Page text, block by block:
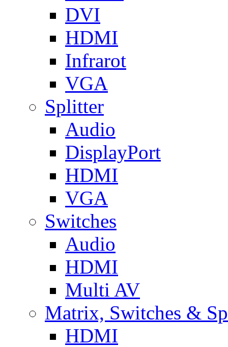
DVI
HDMI
Infrarot
VGA
Splitter
Audio
DisplayPort
HDMI
VGA
Switches
Audio
HDMI
Multi AV
Matrix, Switches &
HDMI